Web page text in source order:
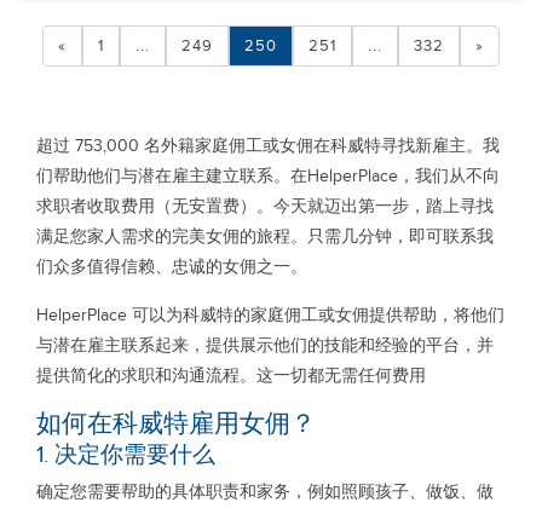
« 1 ... 249 250 251 ... 332 »
超过 753,000 名外籍家庭佣工或女佣在科威特寻找新雇主。我
们帮助他们与潜在雇主建立联系。在HelperPlace，我们从不向
求职者收取费用（无安置费）。今天就迈出第一步，踏上寻找
满足您家人需求的完美女佣的旅程。只需几分钟，即可联系我
们众多值得信赖、忠诚的女佣之一。
HelperPlace 可以为科威特的家庭佣工或女佣提供帮助，将他们
与潜在雇主联系起来，提供展示他们的技能和经验的平台，并
提供简化的求职和沟通流程。这一切都无需任何费用
如何在科威特雇用女佣？
1. 决定你需要什么
确定您需要帮助的具体职责和家务，例如照顾孩子、做饭、做